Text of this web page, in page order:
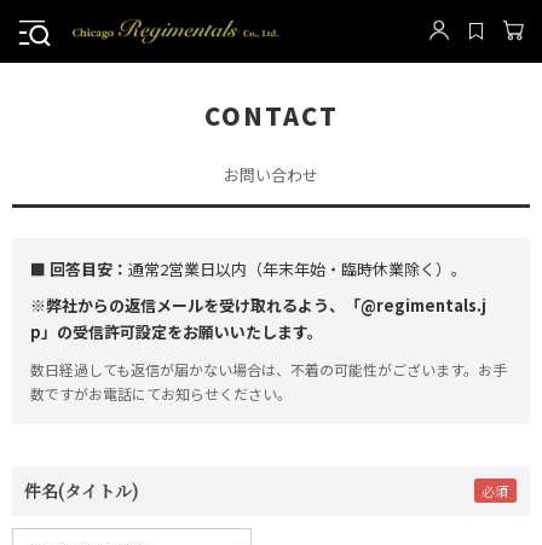
CONTACT
お問い合わせ
■ 回答目安： 通常2営業日以内（年末年始・臨時休業除く）。
※弊社からの返信メールを受け取れるよう、「@regimentals.j
p」の受信許可設定をお願いいたします。
数日経過しても返信が届かない場合は、不着の可能性がございます。お手
数ですがお電話にてお知らせください。
件名(タイトル)